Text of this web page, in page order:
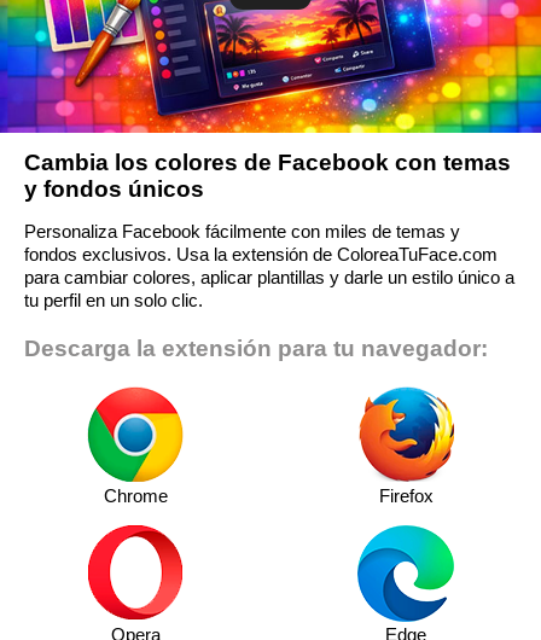
Cambia los colores de Facebook con temas
y fondos únicos
Personaliza Facebook fácilmente con miles de temas y
fondos exclusivos. Usa la extensión de ColoreaTuFace.com
para cambiar colores, aplicar plantillas y darle un estilo único a
tu perfil en un solo clic.
Descarga la extensión para tu navegador:
Chrome Firefox
Opera Edge